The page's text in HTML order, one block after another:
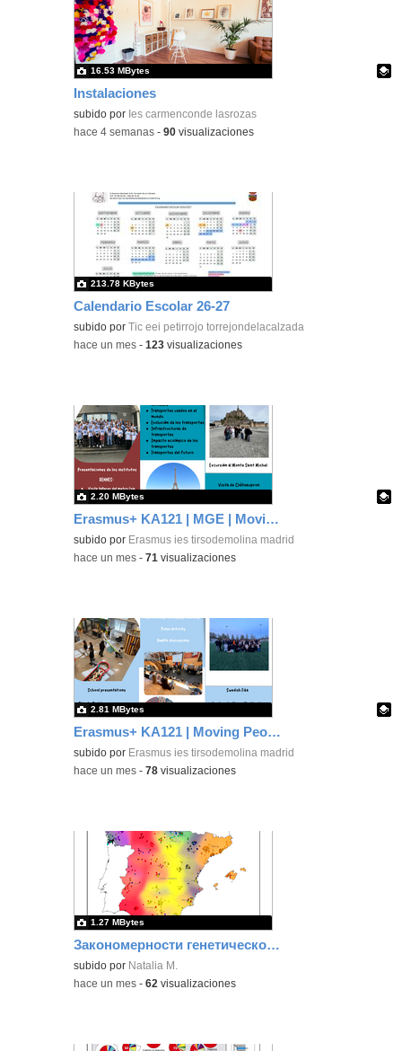
Instalaciones
Contenido educativo.
subido por Ies carmenconde lasrozas
16.53 MBytes
-hace 4 semanas -90 visualizaciones
Calendario Escolar 26-27
subido porTic eei petirrojo torrejondelacalzada
213.78 KBytes
-hace un mes -123 visualizaciones
Erasmus+ KA121 | MGE | Moving People | Châteaugiron 2025
Contenido educativo.
subido por Erasmus ies tirsodemolina madrid
2.20 MBytes
-hace un mes -71 visualizaciones
Erasmus+ KA121 | Moving People | Skellefteå 2026
Contenido educativo.
subido por Erasmus ies tirsodemolina madrid
2.81 MBytes
-hace un mes -78 visualizaciones
Закономерности генетической дифференциации и следы исторических миграций на Пиренейском полуострове
subido por Natalia M.
1.27 MBytes
-hace un mes -62 visualizaciones